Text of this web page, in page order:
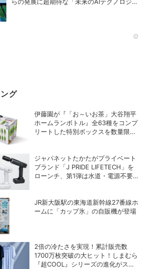
らの発展に超期待な「未来のAIテクノロジ
グ
伊藤園が『「お～いお茶」大谷翔平
ホームランボトル』全63種をコンプ
リートした特別ボックスを数量限定
ジャパネットたかたがプライベート
ブランド「J PRIDE LIFETECH」を
ローンチ、第1弾は水道・電源不要
JR新大阪駅の東海道新幹線27番線ホ
ームに「カップ氷」の自販機が登場
2倍の冷たさを実現！累計販売数
1700万枚突破の大ヒット！しまむら
『超COOL』シリーズの進化がスゴ